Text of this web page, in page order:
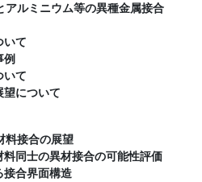
ルミニウム等の異種金属接合
て
例
て
について
接合の展望
同士の異材接合の可能性評価
合界面構造